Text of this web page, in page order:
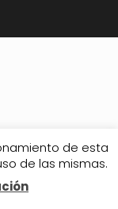
de esta
de las mismas.